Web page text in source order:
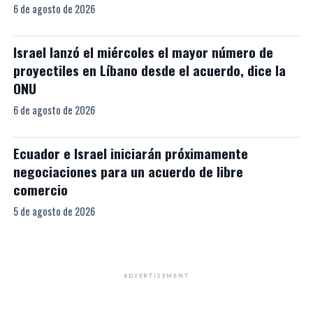
6 de agosto de 2026
Israel lanzó el miércoles el mayor número de
proyectiles en Líbano desde el acuerdo, dice la
ONU
6 de agosto de 2026
Ecuador e Israel iniciarán próximamente
negociaciones para un acuerdo de libre
comercio
5 de agosto de 2026
ADVERTISEMENT